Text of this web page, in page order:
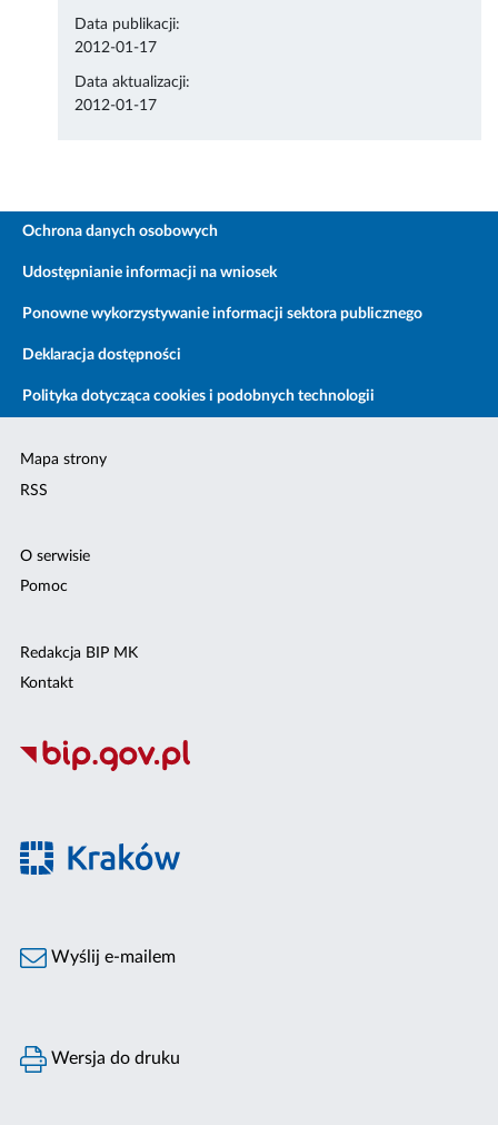
Data publikacji:
2012-01-17
Data aktualizacji:
2012-01-17
Ochrona danych osobowych
Udostępnianie informacji na wniosek
Ponowne wykorzystywanie informacji sektora publicznego
Deklaracja dostępności
Polityka dotycząca cookies i podobnych technologii
Mapa strony
RSS
O serwisie
Pomoc
Redakcja BIP MK
Kontakt
Wyślij e-mailem
Wersja do druku